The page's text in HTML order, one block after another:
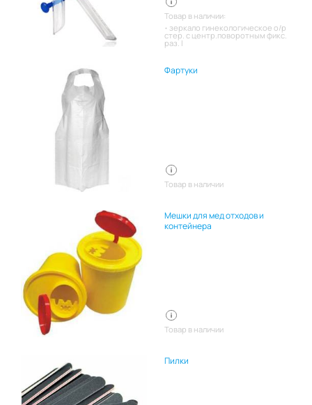
Товар в наличии:
зеркало гинекологическое о/р
стер. с центр.поворотным фикс.
раз. l
Фартуки
Товар в наличии
Мешки для мед отходов и
контейнера
Товар в наличии
Пилки